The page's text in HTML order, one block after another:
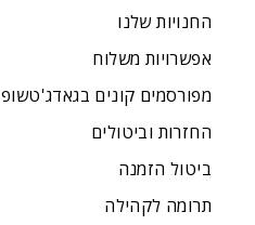
החנויות שלנו
אפשרויות משלוח
מפורסמים קונים בגאדג'טשופ
החזרות וביטולים
ביטול הזמנה
תרומה לקהילה